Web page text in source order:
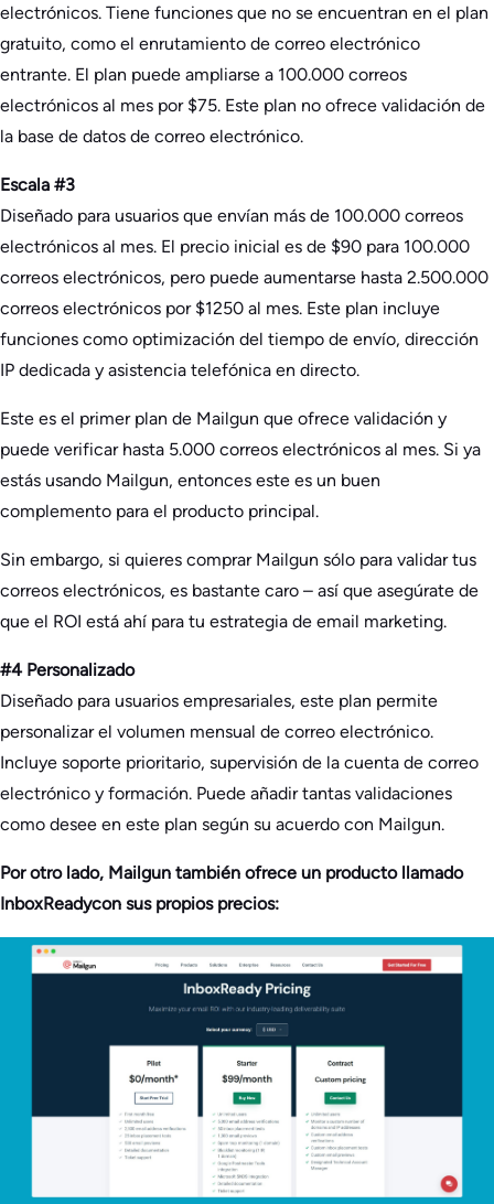
electrónicos. Tiene funciones que no se encuentran en el plan
gratuito, como el enrutamiento de correo electrónico
entrante. El plan puede ampliarse a 100.000 correos
electrónicos al mes por $75. Este plan no ofrece validación de
la base de datos de correo electrónico.
Escala #3
Diseñado para usuarios que envían más de 100.000 correos
electrónicos al mes. El precio inicial es de $90 para 100.000
correos electrónicos, pero puede aumentarse hasta 2.500.000
correos electrónicos por $1250 al mes. Este plan incluye
funciones como optimización del tiempo de envío, dirección
IP dedicada y asistencia telefónica en directo.
Este es el primer plan de Mailgun que ofrece validación y
puede verificar hasta 5.000 correos electrónicos al mes. Si ya
estás usando Mailgun, entonces este es un buen
complemento para el producto principal.
Sin embargo, si quieres comprar Mailgun sólo para validar tus
correos electrónicos, es bastante caro – así que asegúrate de
que el ROI está ahí para tu estrategia de email marketing.
#4 Personalizado
Diseñado para usuarios empresariales, este plan permite
personalizar el volumen mensual de correo electrónico.
Incluye soporte prioritario, supervisión de la cuenta de correo
electrónico y formación. Puede añadir tantas validaciones
como desee en este plan según su acuerdo con Mailgun.
Por otro lado, Mailgun también ofrece un producto llamado
InboxReadycon sus propios precios: